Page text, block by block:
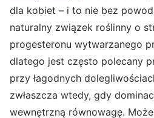
dla kobiet – i to nie bez
naturalny związek roślinny o
progesteronu wytwarzanego
dlatego jest często polecany
przy łagodnych
zwłaszcza wtedy, gdy
wewnętrzną równowagę.